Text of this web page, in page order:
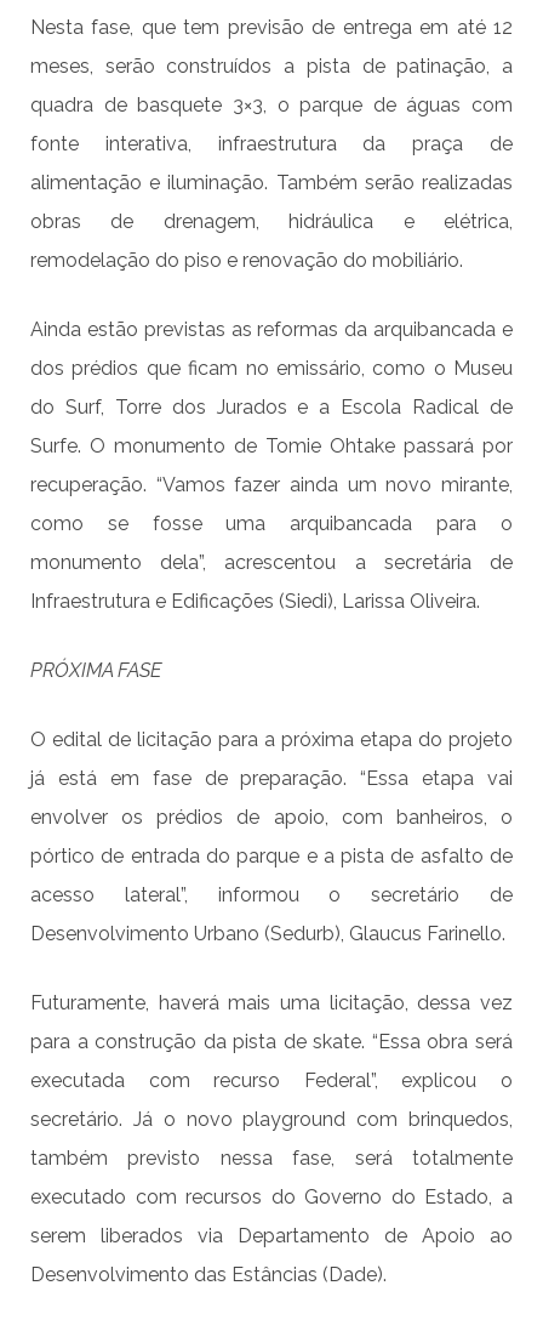
Nesta fase, que tem previsão de entrega em até 12
meses, serão construídos a pista de patinação, a
quadra de basquete 3×3, o parque de águas com
fonte interativa, infraestrutura da praça de
alimentação e iluminação. Também serão realizadas
obras de drenagem, hidráulica e elétrica,
remodelação do piso e renovação do mobiliário.
Ainda estão previstas as reformas da arquibancada e
dos prédios que ficam no emissário, como o Museu
do Surf, Torre dos Jurados e a Escola Radical de
Surfe. O monumento de Tomie Ohtake passará por
recuperação. “Vamos fazer ainda um novo mirante,
como se fosse uma arquibancada para o
monumento dela”, acrescentou a secretária de
Infraestrutura e Edificações (Siedi), Larissa Oliveira.
PRÓXIMA FASE
O edital de licitação para a próxima etapa do projeto
já está em fase de preparação. “Essa etapa vai
envolver os prédios de apoio, com banheiros, o
pórtico de entrada do parque e a pista de asfalto de
acesso lateral”, informou o secretário de
Desenvolvimento Urbano (Sedurb), Glaucus Farinello.
Futuramente, haverá mais uma licitação, dessa vez
para a construção da pista de skate. “Essa obra será
executada com recurso Federal”, explicou o
secretário. Já o novo playground com brinquedos,
também previsto nessa fase, será totalmente
executado com recursos do Governo do Estado, a
serem liberados via Departamento de Apoio ao
Desenvolvimento das Estâncias (Dade).